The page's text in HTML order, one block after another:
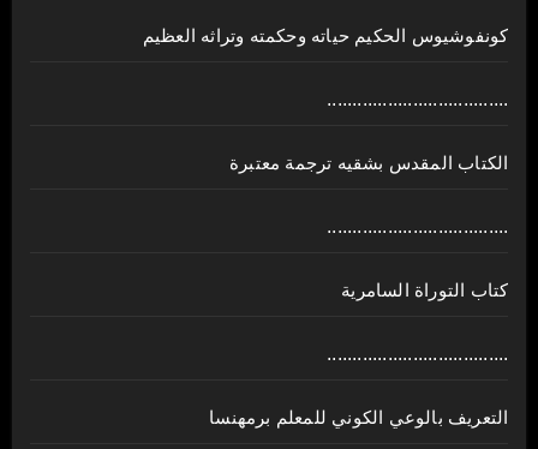
كونفوشيوس الحكيم حياته وحكمته وتراثه العظيم
....................................
الكتاب المقدس بشقيه ترجمة معتبرة
....................................
كتاب التوراة السامرية
....................................
ﺍﻟﺘﻌﺮﻳﻒ ﺑﺎﻟﻮﻋﻲ ﺍﻟﻜﻮﻧﻲ للمعلم برمهنسا